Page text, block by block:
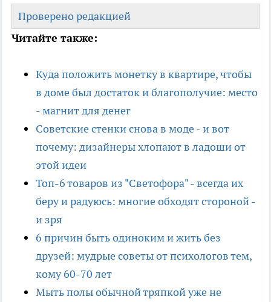
Проверено редакцией
Читайте также:
Куда положить монетку в квартире, чтобы
в доме был достаток и благополучие: место
- магнит для денег
Советские стенки снова в моде - и вот
почему: дизайнеры хлопают в ладоши от
этой идеи
Топ-6 товаров из "Светофора" - всегда их
беру и радуюсь: многие обходят стороной -
и зря
6 причин быть одиноким и жить без
друзей: мудрые советы от психологов тем,
кому 60-70 лет
Мыть полы обычной тряпкой уже не